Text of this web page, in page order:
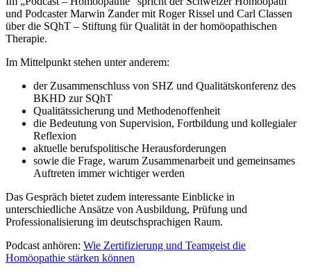
und Podcaster Marwin Zander mit Roger Rissel und Carl Classen
über die SQhT – Stiftung für Qualität in der homöopathischen
Therapie.
Im Mittelpunkt stehen unter anderem:
der Zusammenschluss von SHZ und Qualitätskonferenz des
BKHD zur SQhT
Qualitätssicherung und Methodenoffenheit
die Bedeutung von Supervision, Fortbildung und kollegialer
Reflexion
aktuelle berufspolitische Herausforderungen
sowie die Frage, warum Zusammenarbeit und gemeinsames
Auftreten immer wichtiger werden
Das Gespräch bietet zudem interessante Einblicke in
unterschiedliche Ansätze von Ausbildung, Prüfung und
Professionalisierung im deutschsprachigen Raum.
Podcast anhören: Wie Zertifizierung und Teamgeist die
Homöopathie stärken können